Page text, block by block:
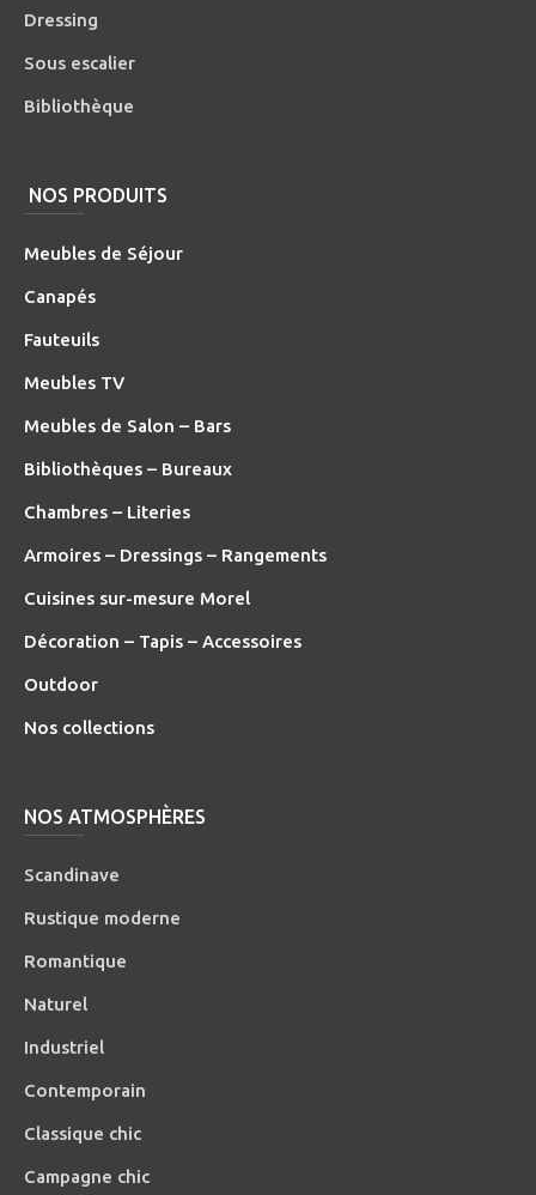
Dressing
Sous escalier
Bibliothèque
NOS PRODUITS
Meubles de Séjour
Canapés
Fauteuils
Meubles TV
Meubles de Salon – Bars
Bibliothèques – Bureaux
Chambres – Literies
Armoires – Dressings – Rangements
Cuisines sur-mesure Morel
Décoration – Tapis – Accessoires
Outdoor
Nos collections
NOS ATMOSPHÈRES
Scandinave
Rustique moderne
Romantique
Naturel
Industriel
Contemporain
Classique chic
Campagne chic